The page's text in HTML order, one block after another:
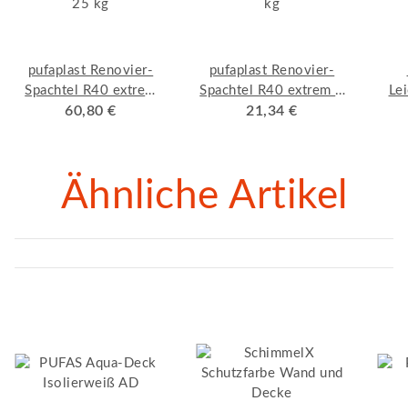
pufaplast Renovier-
Spachtel R40 extrem
25 kg
60,80 €
pufaplast Renovier-
Spachtel R40 extrem 5
kg
21,34 €
Ähnliche Artikel